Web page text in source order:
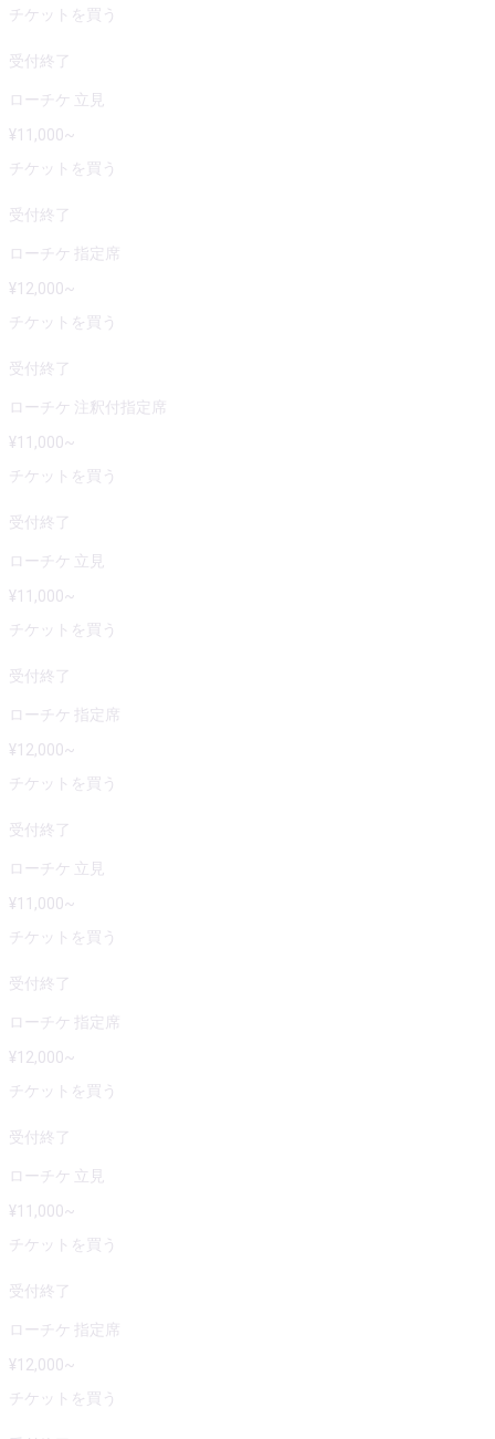
チケットを買う
受付終了
ローチケ 立見
¥11,000~
チケットを買う
受付終了
ローチケ 指定席
¥12,000~
チケットを買う
受付終了
ローチケ 注釈付指定席
¥11,000~
チケットを買う
受付終了
ローチケ 立見
¥11,000~
チケットを買う
受付終了
ローチケ 指定席
¥12,000~
チケットを買う
受付終了
ローチケ 立見
¥11,000~
チケットを買う
受付終了
ローチケ 指定席
¥12,000~
チケットを買う
受付終了
ローチケ 立見
¥11,000~
チケットを買う
受付終了
ローチケ 指定席
¥12,000~
チケットを買う